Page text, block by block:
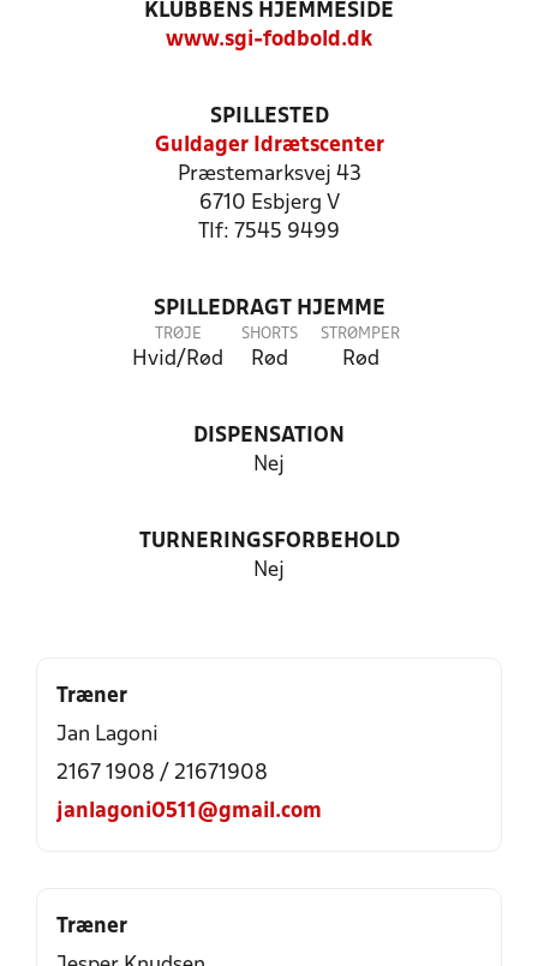
KLUBBENS HJEMMESIDE
www.sgi-fodbold.dk
SPILLESTED
Guldager Idrætscenter
Præstemarksvej 43
6710 Esbjerg V
Tlf: 7545 9499
SPILLEDRAGT HJEMME
TRØJE
Hvid/Rød
SHORTS
Rød
STRØMPER
Rød
DISPENSATION
Nej
TURNERINGSFORBEHOLD
Nej
Træner
Jan Lagoni
2167 1908 / 21671908
janlagoni0511@gmail.com
Træner